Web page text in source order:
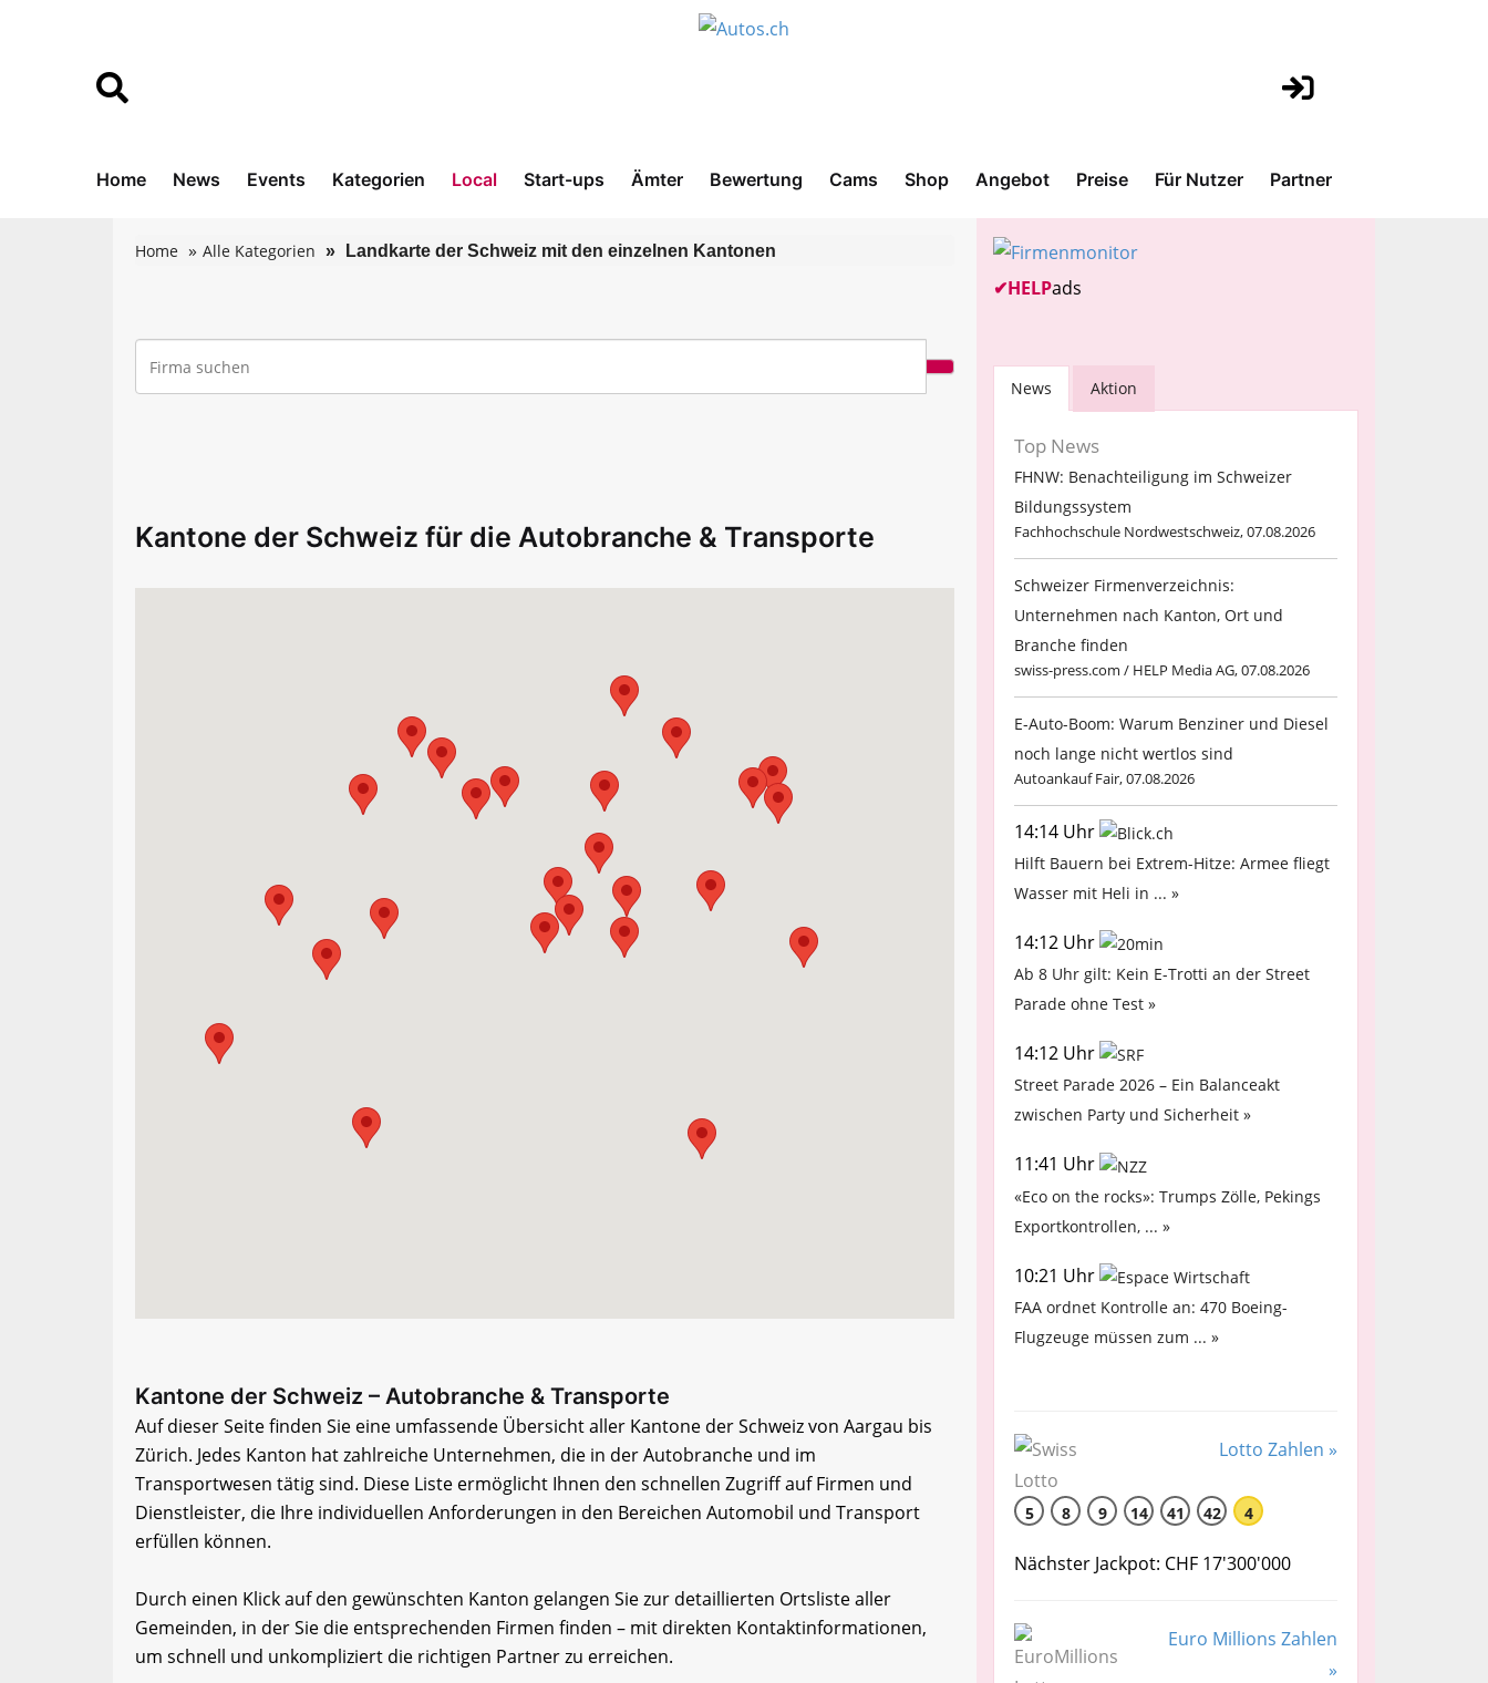
Home News Events Kategorien Local Start-ups Ämter Bewertung Cams Shop Angebot Preise Für Nutzer Partner
Home Alle Kategorien Landkarte der Schweiz mit den einzelnen Kantonen
Kantone der Schweiz für die Autobranche & Transporte
Kantone der Schweiz – Autobranche & Transporte
Auf dieser Seite finden Sie eine umfassende Übersicht aller Kantone der Schweiz von Aargau bis
Zürich. Jedes Kanton hat zahlreiche Unternehmen, die in der Autobranche und im
Transportwesen tätig sind. Diese Liste ermöglicht Ihnen den schnellen Zugriff auf Firmen und
Dienstleister, die Ihre individuellen Anforderungen in den Bereichen Automobil und Transport
erfüllen können.
Durch einen Klick auf den gewünschten Kanton gelangen Sie zur detaillierten Ortsliste aller
Gemeinden, in der Sie die entsprechenden Firmen finden – mit direkten Kontaktinformationen,
um schnell und unkompliziert die richtigen Partner zu erreichen.
✔HELPads
News Aktion
Top News
FHNW: Benachteiligung im Schweizer
Bildungssystem
Fachhochschule Nordwestschweiz, 07.08.2026
Schweizer Firmenverzeichnis:
Unternehmen nach Kanton, Ort und
Branche finden
swiss-press.com / HELP Media AG, 07.08.2026
E-Auto-Boom: Warum Benziner und Diesel
noch lange nicht wertlos sind
Autoankauf Fair, 07.08.2026
14:14 Uhr
Hilft Bauern bei Extrem-Hitze: Armee fliegt
Wasser mit Heli in ... »
14:12 Uhr
Ab 8 Uhr gilt: Kein E-Trotti an der Street
Parade ohne Test »
14:12 Uhr
Street Parade 2026 – Ein Balanceakt
zwischen Party und Sicherheit »
11:41 Uhr
«Eco on the rocks»: Trumps Zölle, Pekings
Exportkontrollen, ... »
10:21 Uhr
FAA ordnet Kontrolle an: 470 Boeing-
Flugzeuge müssen zum ... »
Lotto Zahlen »
5 8 9 14 41 42 4
Nächster Jackpot: CHF 17'300'000
Euro Millions Zahlen
»